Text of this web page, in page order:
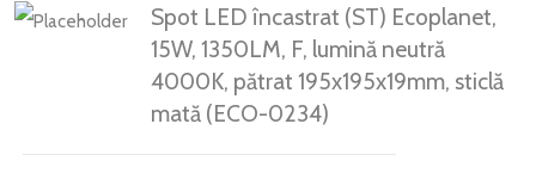
Spot LED încastrat (ST) Ecoplanet,
15W, 1350LM, F, lumină neutră
4000K, pătrat 195x195x19mm, sticlă
mată (ECO-0234)